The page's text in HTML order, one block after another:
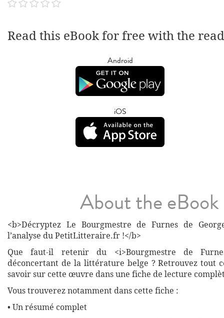
Read this eBook for free with the
Android
iOS
About the eBook
<b>Décryptez Le Bourgmestre de Furnes de
l’analyse du PetitLitteraire.fr !</b>
Que faut-il retenir du <i>Bourgmestre de
déconcertant de la littérature belge ? Retrouvez tout
savoir sur cette œuvre dans une fiche de lecture
Vous trouverez notamment dans cette fiche :
• Un résumé complet